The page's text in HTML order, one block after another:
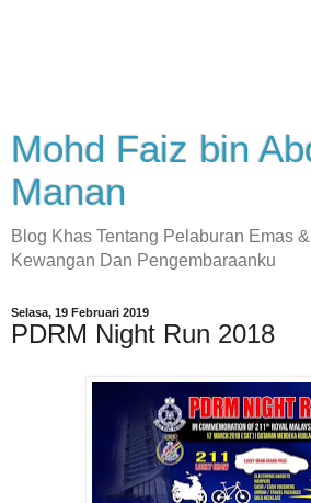
Mohd Faiz bin
Manan
Blog Khas Tentang Pelaburan Emas
Kewangan Dan Pengembaraanku
Selasa, 19 Februari 2019
PDRM Night Run 2018